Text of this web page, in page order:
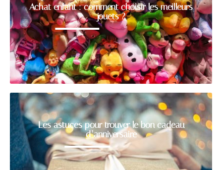
Achat enfant : comment choisir les meilleurs
jouets ?
Les astuces pour trouver le bon cadeau
d’anniversaire